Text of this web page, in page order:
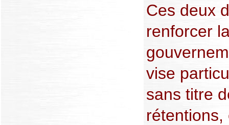
Ces deux
renforcer
vise
sans titre
rétentions,